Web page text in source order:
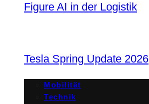
Figure AI in der Logistik
Tesla Spring Update 2026
Mobilität
Technik